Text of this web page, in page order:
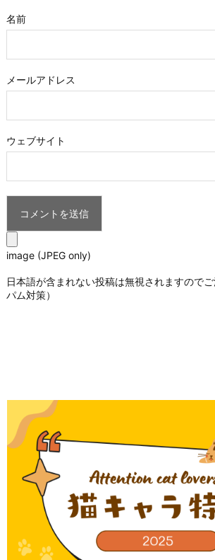
名前
メールアドレス
ウェブサイト
image (JPEG only)
日本語が含まれない投稿は無視されますので
パム対策）